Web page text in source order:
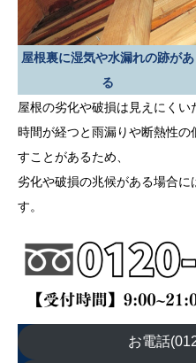
屋根裏に湿気や水漏れの跡があ
る
屋根の劣化や破損は見えにくい
時間が経つと雨漏りや断熱性
すことがあるため、
劣化や破損の兆候がある場合に
す。
お電話